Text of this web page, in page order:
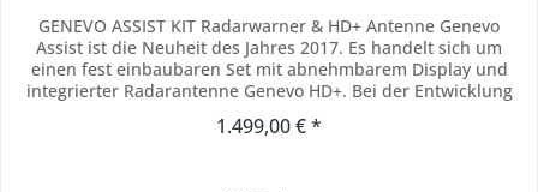
GENEVO ASSIST KIT Radarwarner & HD+ Antenne Genevo
Assist ist die Neuheit des Jahres 2017. Es handelt sich um
einen fest einbaubaren Set mit abnehmbarem Display und
integrierter Radarantenne Genevo HD+. Bei der Entwicklung
Benutzerfreundlichkeit und einfache Installation Wert gelegt.
1.499,00 € *